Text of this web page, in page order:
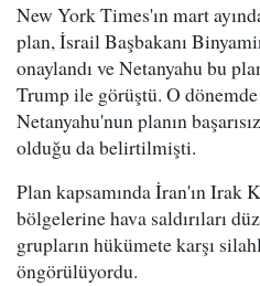
New York Times'ın mart
plan, İsrail Başbakanı
onaylandı ve Netanyahu bu
Trump ile görüştü. O
Netanyahu'nun planın
olduğu da belirtilmişti.
Plan kapsamında İran'ın Irak
bölgelerine hava saldırıları
grupların hükümete karşı
öngörülüyordu.